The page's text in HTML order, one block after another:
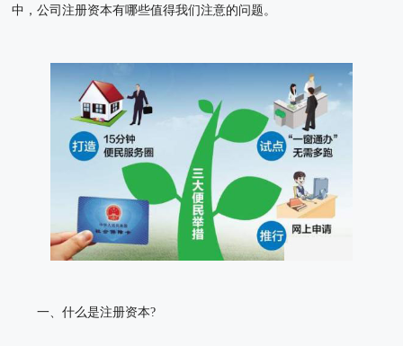
中，公司注册资本有哪些值得我们注意的问题。
一、什么是注册资本?